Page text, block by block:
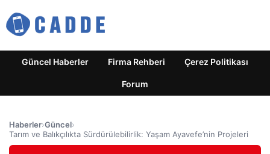
Güncel Haberler Firma Rehberi Çerez Politikası
Forum
Haberler›Güncel›
Tarım ve Balıkçılıkta Sürdürülebilirlik: Yaşam Ayavefe’nin Projeleri